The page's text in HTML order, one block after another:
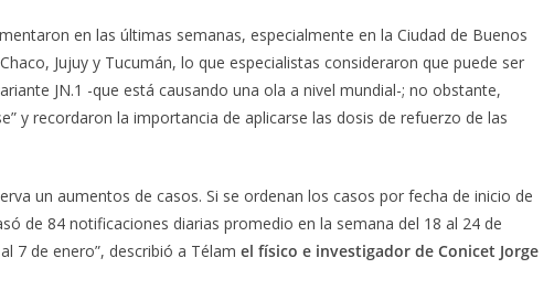
en las últimas semanas, especialmente en la Ciudad de Buenos
Jujuy y Tucumán, lo que especialistas consideraron que puede ser
JN.1 -que está causando una ola a nivel mundial-; no obstante,
y recordaron la importancia de aplicarse las dosis de refuerzo de las
un aumentos de casos. Si se ordenan los casos por fecha de inicio de
de 84 notificaciones diarias promedio en la semana del 18 al 24 de
7 de enero”, describió a Télam el físico e investigador de Conicet Jorge